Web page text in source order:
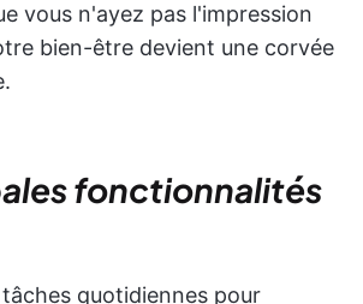
vous n'ayez pas l'impression
bien-être devient une corvée
fonctionnalités
quotidiennes pour